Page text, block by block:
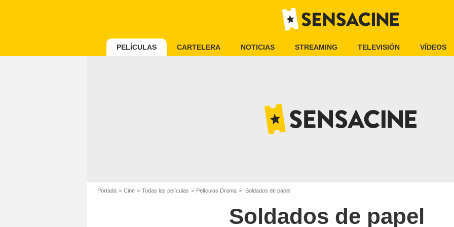
PELÍCULAS CARTELERA NOTICIAS STREAMING TELEVISIÓN VÍDEOS
Portada Cine Todas las películas Películas Drama Soldados de papel
Soldados de papel